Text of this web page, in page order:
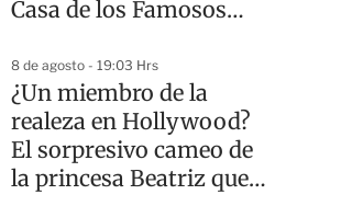
Casa de los Famosos
8 de agosto - 19:03 Hrs
¿Un miembro de la
realeza en Hollywood?
El sorpresivo cameo de
la princesa Beatriz que